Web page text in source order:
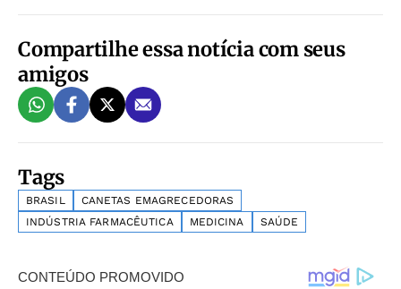
Compartilhe essa notícia com seus
amigos
Tags
BRASIL
CANETAS EMAGRECEDORAS
INDÚSTRIA FARMACÊUTICA
MEDICINA SAÚDE